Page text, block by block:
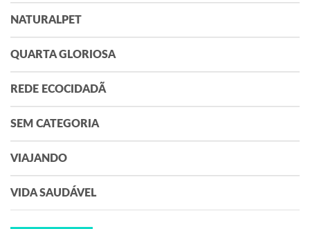
NATURALPET
QUARTA GLORIOSA
REDE ECOCIDADÃ
SEM CATEGORIA
VIAJANDO
VIDA SAUDÁVEL